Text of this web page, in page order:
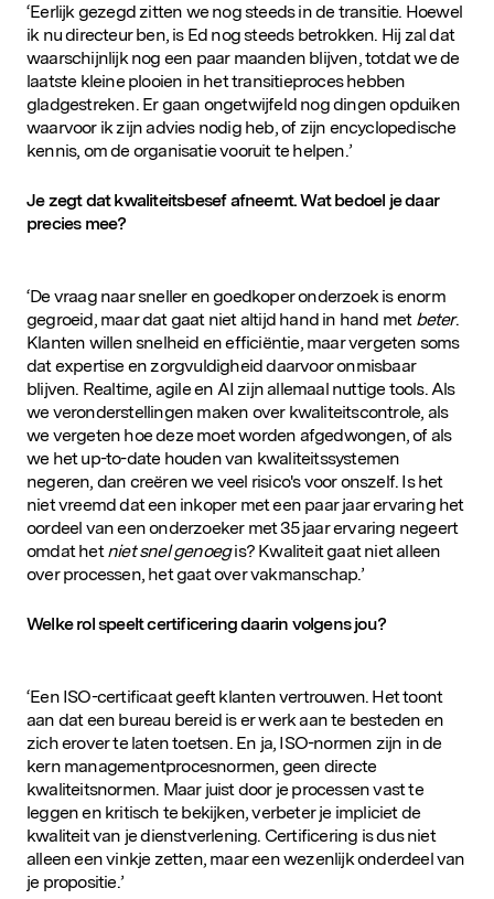
‘Eerlijk gezegd zitten we nog steeds in de transitie. Hoewel
ik nu directeur ben, is Ed nog steeds betrokken. Hij zal dat
waarschijnlijk nog een paar maanden blijven, totdat we de
laatste kleine plooien in het transitieproces hebben
gladgestreken. Er gaan ongetwijfeld nog dingen opduiken
waarvoor ik zijn advies nodig heb, of zijn encyclopedische
kennis, om de organisatie vooruit te helpen.’
Je zegt dat kwaliteitsbesef afneemt. Wat bedoel je daar
precies mee?
‘De vraag naar sneller en goedkoper onderzoek is enorm
gegroeid, maar dat gaat niet altijd hand in hand met beter.
Klanten willen snelheid en efficiëntie, maar vergeten soms
dat expertise en zorgvuldigheid daarvoor onmisbaar
blijven. Realtime, agile en AI zijn allemaal nuttige tools. Als
we veronderstellingen maken over kwaliteitscontrole, als
we vergeten hoe deze moet worden afgedwongen, of als
we het up-to-date houden van kwaliteitssystemen
negeren, dan creëren we veel risico's voor onszelf. Is het
niet vreemd dat een inkoper met een paar jaar ervaring het
oordeel van een onderzoeker met 35 jaar ervaring negeert
omdat hetniet snel genoegis? Kwaliteit gaat niet alleen
over processen, het gaat over vakmanschap.’
Welke rol speelt certificering daarin volgens jou?
‘Een ISO-certificaat geeft klanten vertrouwen. Het toont
aan dat een bureau bereid is er werk aan te besteden en
zich erover te laten toetsen. En ja, ISO-normen zijn in de
kern managementprocesnormen, geen directe
kwaliteitsnormen. Maar juist door je processen vast te
leggen en kritisch te bekijken, verbeter je impliciet de
kwaliteit van je dienstverlening. Certificering is dus niet
alleen een vinkje zetten, maar een wezenlijk onderdeel van
je propositie.’